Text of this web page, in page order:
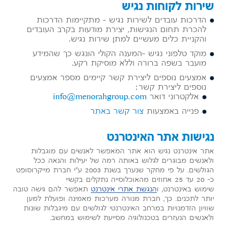
שירות לקוחות נגיש
הדרכות עובדים לשירות נגיש – מתקיימות הדרכות
להכרת תחום הנגישות, יצירת מודעות בקרב העובדים
והקניית כלים מעשיים למתן שירות נגיש.
מוקד טלפוני נגיש –המענה הקולי הונגש כך שהמידע
מועבר בשפה ברורה וללא מוסיקת רקע.
אמצעים נוספים ליצירת קשר קיימים מספר אמצעים
נוספים ליצירת קשר:
אלקטרוני דואר info@menorahgroup.com
פנייה באמצעות צור קשר באתר
נגישות אתר האינטרנט
אתר אינטרנט נגיש הוא אתר המאפשר לאנשים עם מוגבלות
ולאנשים מבוגרים לגלוש באותה רמה של יעילות והנאה ככל
הגולשים. על פי מחקר שנערך בשנת 2003 ע"י חברת מייקרוסופט
כ- 20 עד 25 אחוזים מהאוכלוסייה נתקלים בקשיי
שימוש באינטרנט, והנגשת אתרי אינטרנט תאפשר להם גישה טובה
יותר לתכנים. כך, חברת מנורה מערכות מאמינה ופועלת למען
שוויון הזדמנויות במרחב האינטרנטי לגולשים עם מיגבלות שונות
ולאנשים הנעזרים בטכנולוגיה מסייעת לשימוש במחשב.